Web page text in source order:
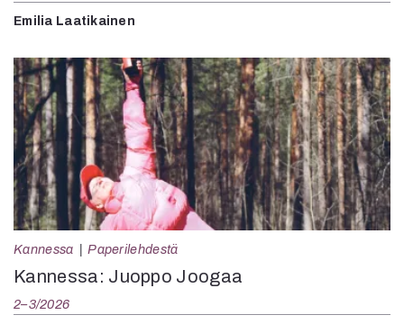
Emilia Laatikainen
Kannessa Paperilehdestä
Kannessa: Juoppo Joogaa
2–3/2026